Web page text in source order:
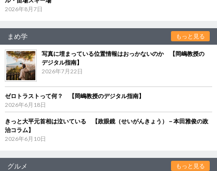
2026年8月7日
まめ学 もっと見る
写真に埋まっている位置情報はおっかないのか 【岡嶋教授の
デジタル指南】
2026年7月22日
ゼロトラストって何？ 【岡嶋教授のデジタル指南】
2026年6月18日
きっと大平元首相は泣いている 【政眼鏡（せいがんきょう）－本田雅俊の政
治コラム】
2026年6月10日
グルメ もっと見る